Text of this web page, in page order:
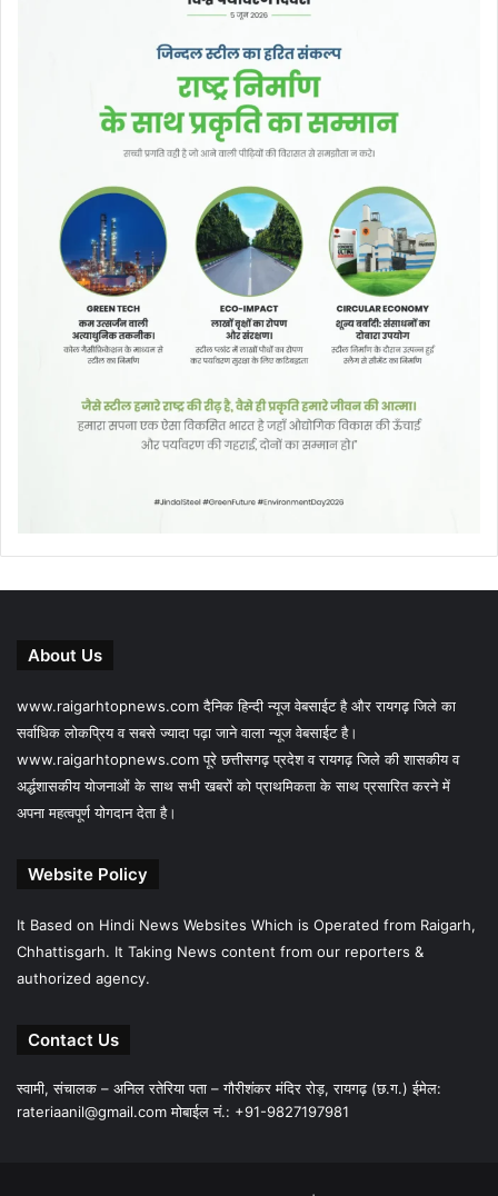
About Us
www.raigarhtopnews.com दैनिक हिन्दी न्यूज वेबसाईट है और रायगढ़ जिले का
सर्वाधिक लोकप्रिय व सबसे ज्यादा पढ़ा जाने वाला न्यूज वेबसाईट है।
www.raigarhtopnews.com पूरे छत्तीसगढ़ प्रदेश व रायगढ़ जिले की शासकीय व
अर्द्धशासकीय योजनाओं के साथ सभी खबरों को प्राथमिकता के साथ प्रसारित करने में
अपना महत्वपूर्ण योगदान देता है।
Website Policy
It Based on Hindi News Websites Which is Operated from Raigarh,
Chhattisgarh. It Taking News content from our reporters &
authorized agency.
Contact Us
स्वामी, संचालक – अनिल रतेरिया पता – गौरीशंकर मंदिर रोड़, रायगढ़ (छ.ग.) ईमेल:
rateriaanil@gmail.comमोबाईल नं.: +91-9827197981